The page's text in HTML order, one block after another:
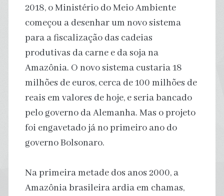
2018, o Ministério do Meio Ambiente
começou a desenhar um novo sistema
para a fiscalização das cadeias
produtivas da carne e da soja na
Amazônia. O novo sistema custaria 18
milhões de euros, cerca de 100 milhões de
reais em valores de hoje, e seria bancado
pelo governo da Alemanha. Mas o projeto
foi engavetado já no primeiro ano do
governo Bolsonaro.
Na primeira metade dos anos 2000, a
Amazônia brasileira ardia em chamas,